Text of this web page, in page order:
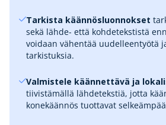
Tarkista käännösluonnokset
sekä lähde- että kohdetekstistä
voidaan vähentää uudelleentyötä
tarkistuksia.
Valmistele käännettävä ja
tiivistämällä lähdetekstiä, jotta
konekäännös tuottavat